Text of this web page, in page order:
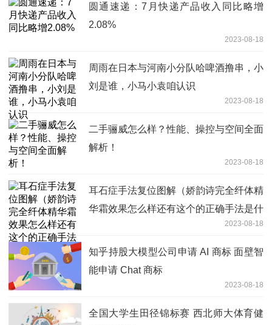
圆通速递：7月快递产品收入同比略增
2.08%
2023-08-18
周雨在日本与河南小分队哈啤酒撸串，小
刘是谁，小马小袁咱认识
2023-08-18
二手骊威怎么样？性能、操控与空间全面
解析！
2023-08-18
耳石症手法复位图解（娇韵诗完全纤体精
华霜效果怎么样还有这个的正确手法是什
2023-08-18
知乎持股大模型公司申请 AI 商标 面壁智
能申请 Chat 商标
2023-08-18
全国大学生田径锦标赛 西北师大体育健